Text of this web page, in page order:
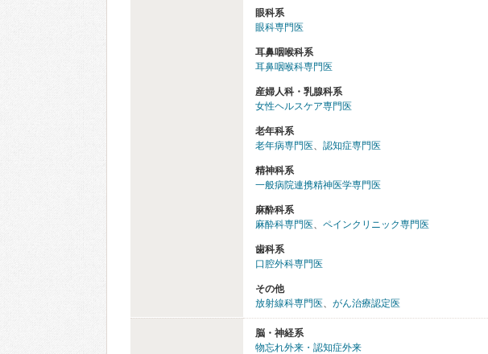
眼科系
眼科専門医
耳鼻咽喉科系
耳鼻咽喉科専門医
産婦人科・乳腺科系
女性ヘルスケア専門医
老年科系
老年病専門医、 認知症専門医
精神科系
一般病院連携精神医学専門医
麻酔科系
麻酔科専門医、 ペインクリニック専門医
歯科系
口腔外科専門医
その他
放射線科専門医、 がん治療認定医
脳・神経系
物忘れ外来・認知症外来